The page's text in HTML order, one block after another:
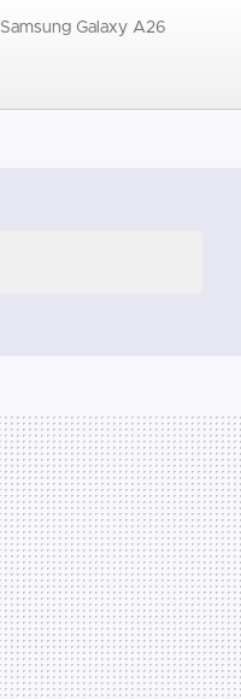
Samsung Galaxy A26